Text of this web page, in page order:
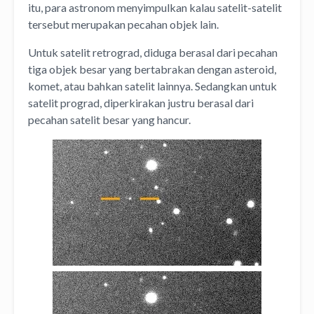
itu, para astronom menyimpulkan kalau satelit-satelit
tersebut merupakan pecahan objek lain.
Untuk satelit retrograd, diduga berasal dari pecahan
tiga objek besar yang bertabrakan dengan asteroid,
komet, atau bahkan satelit lainnya. Sedangkan untuk
satelit prograd, diperkirakan justru berasal dari
pecahan satelit besar yang hancur.